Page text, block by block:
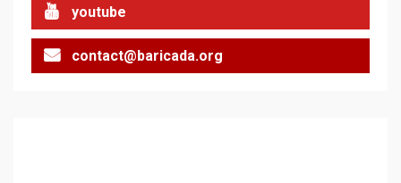
youtube
contact@baricada.org